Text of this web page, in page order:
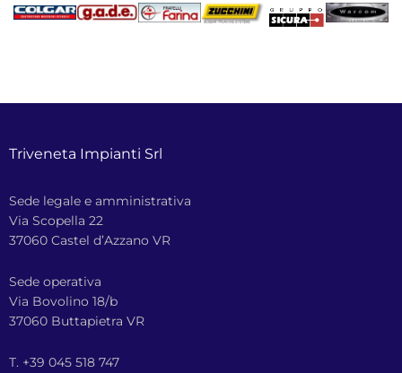
Triveneta Impianti Srl
Sede legale e amministrativa
Via Scopella 22
37060 Castel d’Azzano VR
Sede operativa
Via Bovolino 18/b
37060 Buttapietra VR
T. +39 045 518 747